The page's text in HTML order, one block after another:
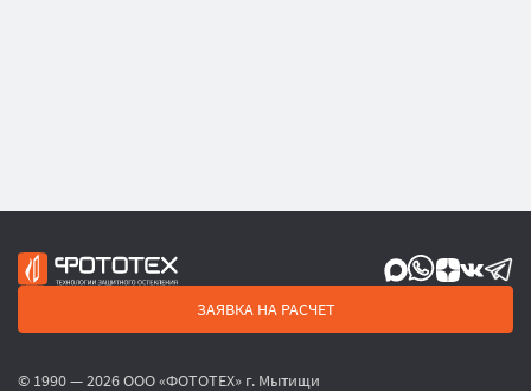
ЗАЯВКА НА РАСЧЕТ
© 1990 — 2026 ООО «ФОТОТЕХ» г. Мытищи